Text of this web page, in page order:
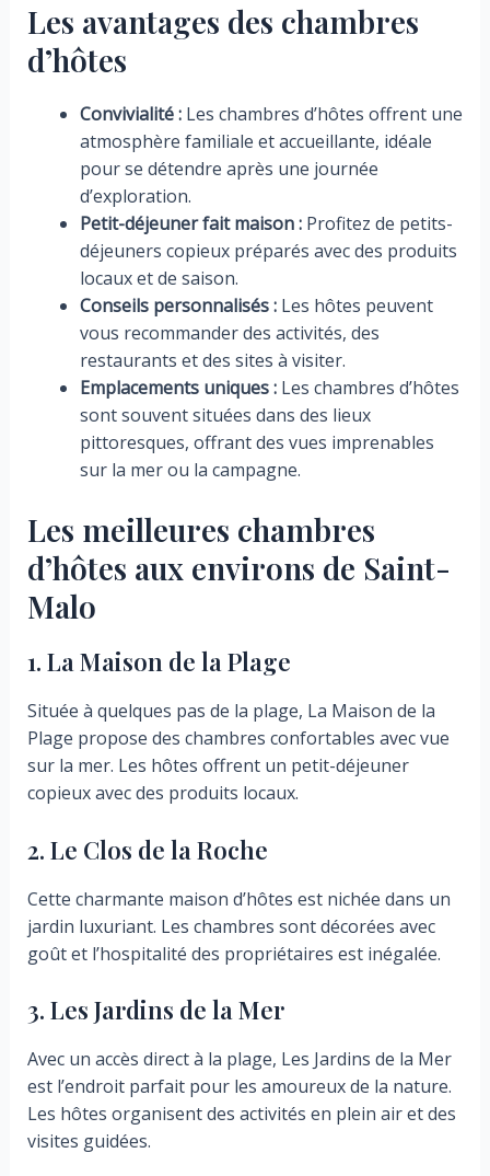
Les avantages des chambres
d’hôtes
Convivialité :Les chambres d’hôtes offrent une
atmosphère familiale et accueillante, idéale
pour se détendre après une journée
d’exploration.
Petit-déjeuner fait maison :Profitez de petits-
déjeuners copieux préparés avec des produits
locaux et de saison.
Conseils personnalisés :Les hôtes peuvent
vous recommander des activités, des
restaurants et des sites à visiter.
Emplacements uniques :Les chambres d’hôtes
sont souvent situées dans des lieux
pittoresques, offrant des vues imprenables
sur la mer ou la campagne.
Les meilleures chambres
d’hôtes aux environs de Saint-
Malo
1. La Maison de la Plage
Située à quelques pas de la plage, La Maison de la
Plage propose des chambres confortables avec vue
sur la mer. Les hôtes offrent un petit-déjeuner
copieux avec des produits locaux.
2. Le Clos de la Roche
Cette charmante maison d’hôtes est nichée dans un
jardin luxuriant. Les chambres sont décorées avec
goût et l’hospitalité des propriétaires est inégalée.
3. Les Jardins de la Mer
Avec un accès direct à la plage, Les Jardins de la Mer
est l’endroit parfait pour les amoureux de la nature.
Les hôtes organisent des activités en plein air et des
visites guidées.